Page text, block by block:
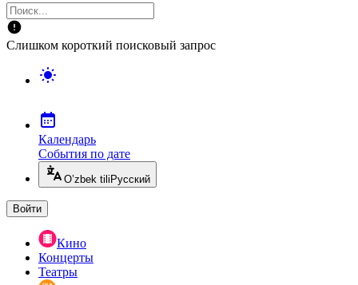
Слишком короткий поисковый запрос
Календарь
События по дате
O’zbek tili Русский
Войти
Кино
Концерты
Театры